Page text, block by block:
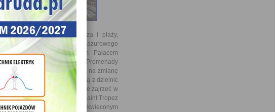
z uroków morza i plaży,
podziwialiśmy piękno Lazurowego
Cannes z zatłoczonym Pałacem
przejechaliśmy obok Promenady
w Monaco (trafiliśmy akurat na zmianę
ogrody, a także jedną z dzielnic
1, nie omieszkaliśmy także zajrzeć w
kurorcie południa Francji - Saint Tropez
jachtów, a w najbardziej ukwieconym